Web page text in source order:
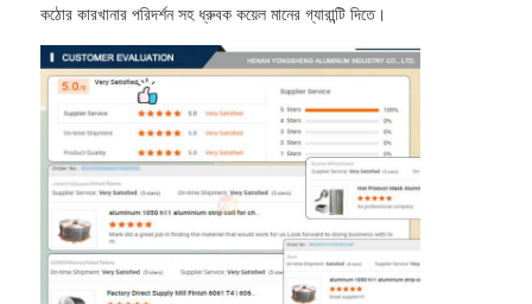
কঠোর কারখানার পরিদর্শন সহ ধ্রুবক কয়েল মানের গ্যারান্টি দিতে।